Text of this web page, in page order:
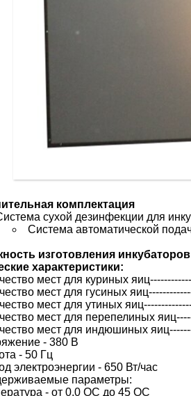
комплектация
сухой дезинфекции для
Система автоматической
изготовления
характеристики:
мест для куриных
мест для гусиных
мест для утиных
мест для перепелиных
мест для индюшиных
- 380 В
- 50 Гц
электроэнергии - 650 Вт/час
параметры:
- от 0,0 ОС до 45 ОС